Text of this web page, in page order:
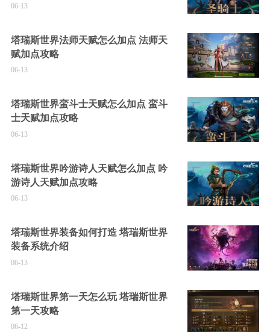
06-13
塔瑞斯世界法师天赋怎么加点 法师天
赋加点攻略
06-13
塔瑞斯世界蛮斗士天赋怎么加点 蛮斗
士天赋加点攻略
06-13
塔瑞斯世界吟游诗人天赋怎么加点 吟
游诗人天赋加点攻略
06-13
塔瑞斯世界装备如何打造 塔瑞斯世界
装备系统介绍
06-13
塔瑞斯世界第一天怎么玩 塔瑞斯世界
第一天攻略
06-12